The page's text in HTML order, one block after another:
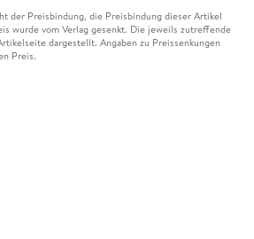
der Preisbindung, die Preisbindung dieser Artikel
wurde vom Verlag gesenkt. Die jeweils zutreffende
dargestellt. Angaben zu Preissenkungen
Preis.